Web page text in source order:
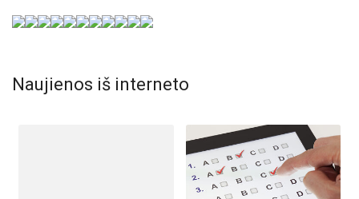
Naujienos iš interneto